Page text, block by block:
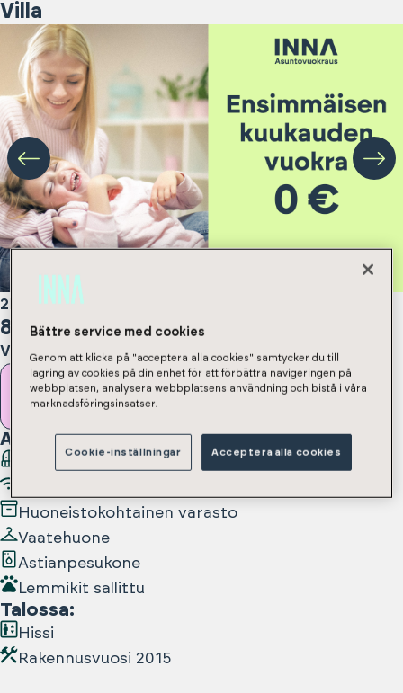
Villa
2h, kt, 46m²
818 €/kk
Vuokravakuus 818 €
Jätä asuntohakemus
Asunnossa:
Huoneistokohtainen varasto
Vaatehuone
Astianpesukone
Lemmikit sallittu
Talossa:
Hissi
Rakennusvuosi 2015
Bättre service med cookies
Genom att klicka på "acceptera alla cookies" samtycker du till
lagring av cookies på din enhet för att förbättra navigeringen på
webbplatsen, analysera webbplatsens användning och bistå i våra
marknadsföringsinsatser.
Cookie-inställningar Acceptera alla cookies